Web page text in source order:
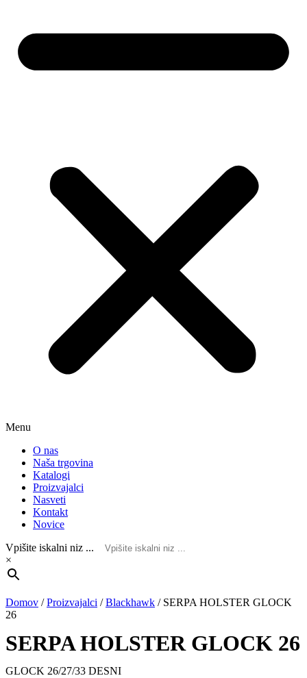
Menu
O nas
Naša trgovina
Katalogi
Proizvajalci
Nasveti
Kontakt
Novice
Vpišite iskalni niz ...
×
Domov /Proizvajalci /Blackhawk / SERPA HOLSTER GLOCK
26
SERPA HOLSTER GLOCK 26
GLOCK 26/27/33 DESNI